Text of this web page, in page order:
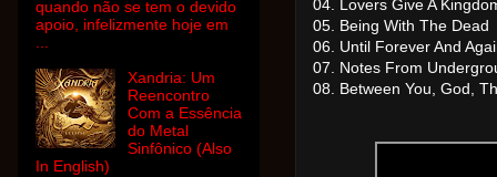
04. Lovers Give A
05. Being With The Dead
06. Until Forever And
07. Notes From
08. Between You, God,
quando não se tem o devido
apoio, infelizmente hoje em
...
Xandria: Um
Reencontro
Com a Essência
do Metal
Sinfônico (Also
In English)